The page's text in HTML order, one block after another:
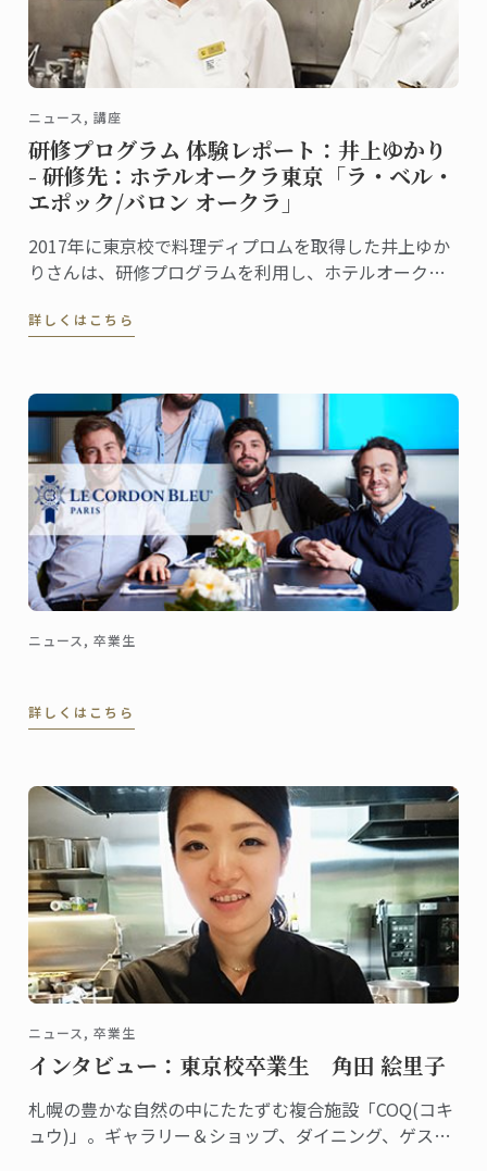
ニュース, 講座
研修プログラム 体験レポート：井上ゆかり
- 研修先：ホテルオークラ東京「ラ・ベル・
エポック/バロン オークラ」
2017年に東京校で料理ディプロムを取得した井上ゆか
りさんは、研修プログラムを利用し、ホテルオークラ
ル・エポック/バロン オークラ」で現場研修を行いまし
詳しくはこちら
ニュース, 卒業生
詳しくはこちら
ニュース, 卒業生
インタビュー：東京校卒業生 角田 絵里子
札幌の豊かな自然の中にたたずむ複合施設「COQ(コキ
ュウ)」。ギャラリー＆ショップ、ダイニング、ゲスト